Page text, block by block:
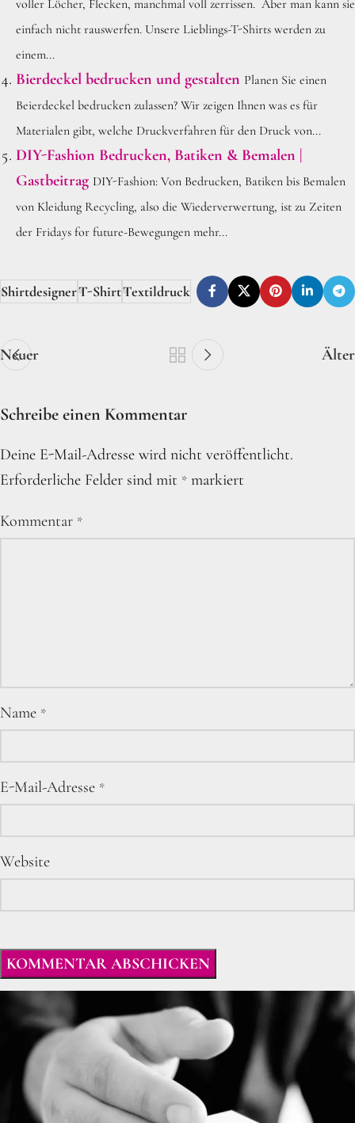
voller Löcher, Flecken, manchmal voll zerrissen. Aber man kann sie
einfach nicht rauswerfen. Unsere Lieblings-T-Shirts werden zu
einem...
Bierdeckel bedrucken und gestalten Planen Sie einen
Beierdeckel bedrucken zulassen? Wir zeigen Ihnen was es für
Materialen gibt, welche Druckverfahren für den Druck von...
DIY-Fashion Bedrucken, Batiken & Bemalen |
Gastbeitrag DIY-Fashion: Von Bedrucken, Batiken bis Bemalen
von Kleidung Recycling, also die Wiederverwertung, ist zu Zeiten
der Fridays for future-Bewegungen mehr...
ShirtdesignerT-ShirtTextildruck
Neuer Älter
Schreibe einen Kommentar
Deine E-Mail-Adresse wird nicht veröffentlicht.
Erforderliche Felder sind mit * markiert
Kommentar *
Name *
E-Mail-Adresse *
Website